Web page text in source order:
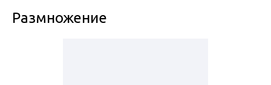
Размножение